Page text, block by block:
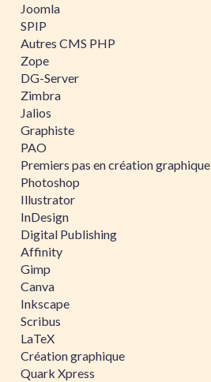
Joomla
SPIP
Autres CMS PHP
Zope
DG-Server
Zimbra
Jalios
Graphiste
PAO
Premiers pas en création graphique
Photoshop
Illustrator
InDesign
Digital Publishing
Affinity
Gimp
Canva
Inkscape
Scribus
LaTeX
Création graphique
Quark Xpress